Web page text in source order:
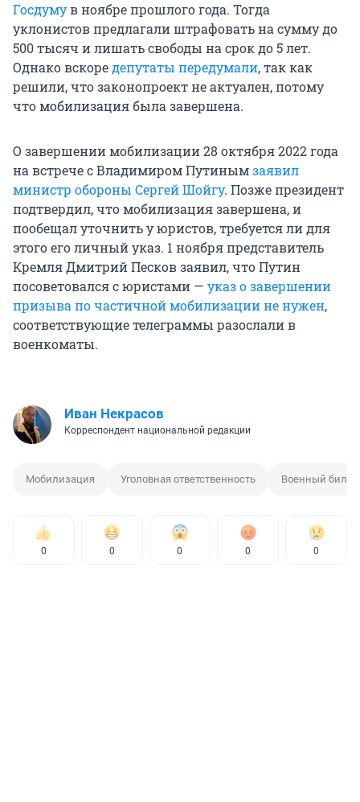
Госдумув ноябре прошлого года. Тогда
уклонистов предлагали штрафовать на сумму до
500 тысяч и лишать свободы на срок до 5 лет.
Однако вскоредепутаты передумали, так как
решили, что законопроект не актуален, потому
что мобилизация была завершена.
О завершении мобилизации 28 октября 2022 года
на встрече с Владимиром Путинымзаявил
министр обороны Сергей Шойгу. Позже президент
подтвердил, что мобилизация завершена, и
пообещал уточнить у юристов, требуется ли для
этого его личный указ. 1 ноября представитель
Кремля Дмитрий Песков заявил, что Путин
посоветовался с юристами — указ о завершении
призыва по частичной мобилизации не нужен,
соответствующие телеграммы разослали в
военкоматы.
Иван Некрасов
Корреспондент национальной редакции
Мобилизация Уголовная ответственность Военный билет
0 0 0 0 0